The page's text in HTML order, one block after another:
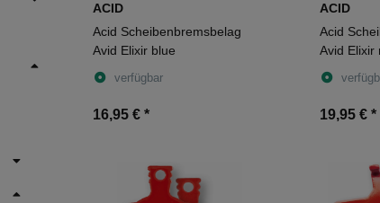
ACID
Acid Scheibenbremsbelag
Avid Elixir blue
verfügbar
16,95 € *
ACID
Acid
Avid Elixir
19,95 € *